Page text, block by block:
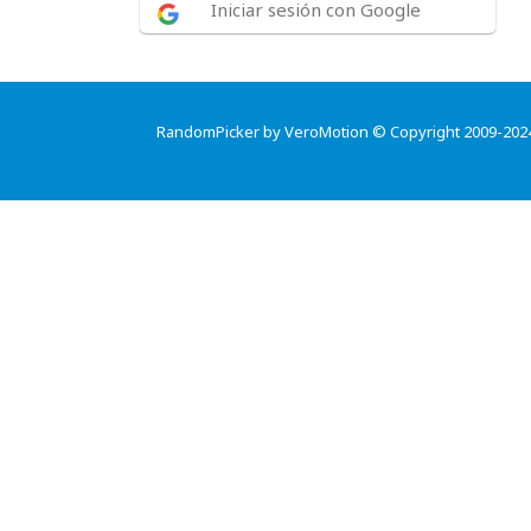
Iniciar sesión con Google
RandomPicker by VeroMotion © Copyright 2009-